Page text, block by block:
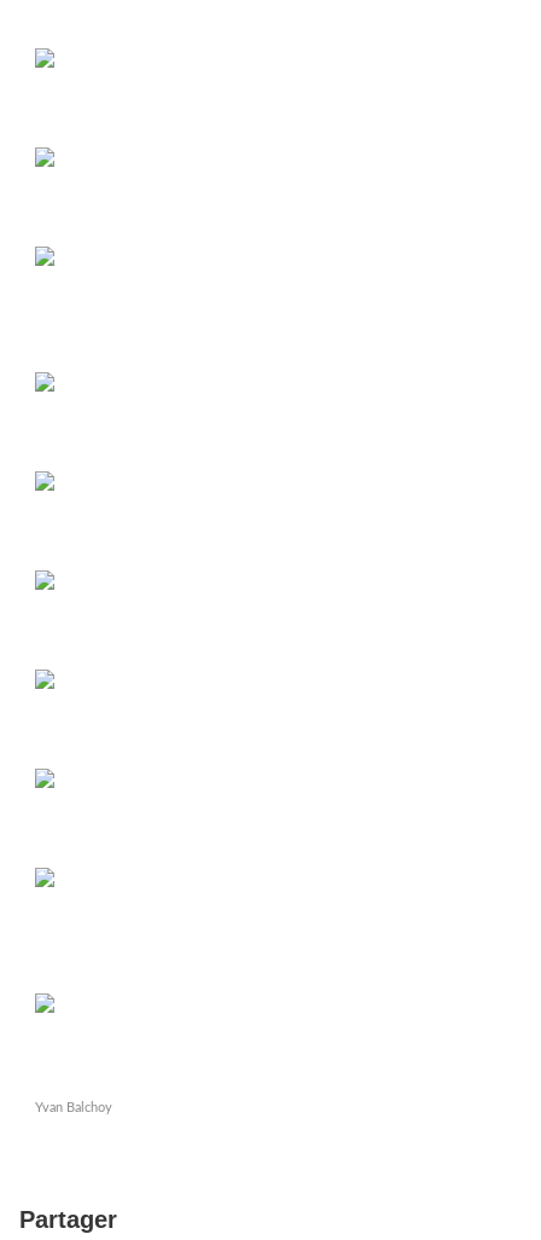
Yvan Balchoy
Partager